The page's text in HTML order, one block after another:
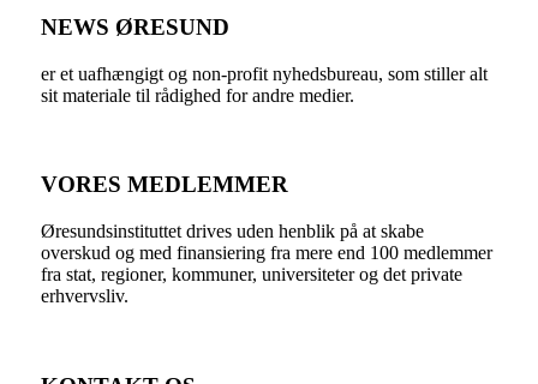
NEWS ØRESUND
er et uafhængigt og non-profit nyhedsbureau, som stiller alt
sit materiale til rådighed for andre medier.
VORES MEDLEMMER
Øresundsinstituttet drives uden henblik på at skabe
overskud og med finansiering fra mere end 100 medlemmer
fra stat, regioner, kommuner, universiteter og det private
erhvervsliv.